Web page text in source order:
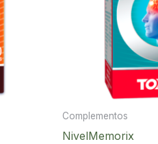
Complementos
NivelMemorix